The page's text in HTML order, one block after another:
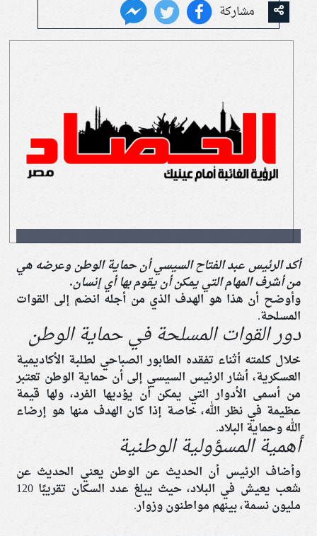
مشاركة
أكد الرئيس عبد الفتاح السيسي أن حماية الوطن وعرضه هي
من أشرف المهام التي يمكن أن يقوم بها أي إنسان.
وأوضح أن هذا هو الهدف الذي من أجله انضم إلى القوات
المسلحة.
دور القوات المسلحة في حماية الوطن
خلال كلمته أثناء تفقده الطابور الصباحي لطلبة الأكاديمية
العسكرية، أشار الرئيس السيسي إلى أن حماية الوطن تعتبر
من أسمى الأدوار التي يمكن أن يؤديها الفرد، ولها قيمة
عظيمة في نظر الله، خاصة إذا كان الهدف منها هو إرضاء
الله وحماية البلاد.
أهمية المسؤولية الوطنية
وأضاف الرئيس أن الحديث عن الوطن يعني الحديث عن
شعب يعيش في البلاد، حيث يبلغ عدد السكان تقريبًا 120
مليون نسمة، بينهم مواطنون وزوار.